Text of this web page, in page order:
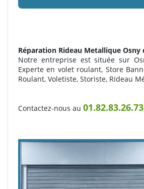
Réparation Rideau Metallique Osny
Notre entreprise est située sur
Experte en volet roulant, Store
Roulant, Voletiste, Storiste, Rideau
Contactez-nous au 01.82.83.26.73